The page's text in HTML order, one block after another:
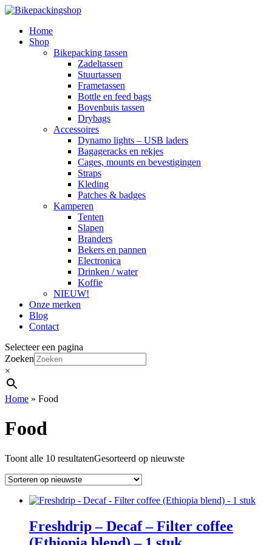
Home
Shop
Bikepacking tassen
Zadeltassen
Stuurtassen
Frametassen
Bottle en feed bags
Bovenbuis tassen
Drybags
Accessoires
Dynamo lights – USB laders
Bagageracks en rekjes
Cages, mounts en bevestigingen
Straps
Kleding
Patches & badges
Kamperen
Tenten
Slapen
Branders
Bekers en pannen
Electronica
Drinken / water
Koffie
NIEUW!
Onze merken
Blog
Contact
Selecteer een pagina
Zoeken
×
Home » Food
Food
Toont alle 10 resultatenGesorteerd op nieuwste
Freshdrip – Decaf – Filter coffee